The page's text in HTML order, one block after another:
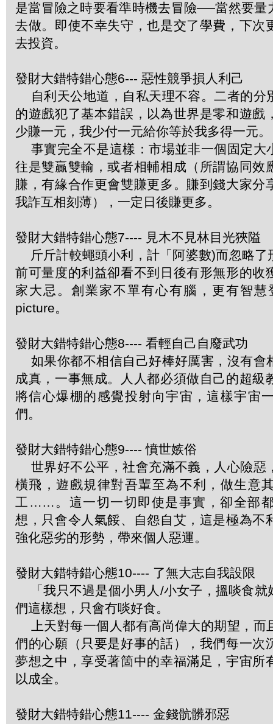
是當冒險之時要看準時機去冒險──當然要量
去做。即使不幸失守，也是交了學費，下次
去投資。
發財大錯特錯心態6--- 惡性競爭損人利己
自利天公地道，自私天理不容。二者的分
的遊戲犯了基本錯誤，以為世界是零和遊戲
少賺一元，我少付一元給你等於我多得一元。
事實完全不是這樣：市場並非一個固定大
往是雙贏雙輸，或者相輔相成（所謂協同效
賺，有緣合作更會雙賺更多。賺到錢大家分
我詐互相刻薄），一定日後賺更多。
發財大錯特錯心態7---- 見木不見林目光狹隘
斤斤計較蠅頭小利，計「阿婆數)而忽略了
前可量度的利益卻看不到日後有形無形的收
家大忌。創業家不單有心有腦，更有智慧
picture。
發財大錯特錯心態8---- 看輕自己自廢武功
如果你都不相信自己好棒好厲害，沒有會
成真，一事無成。人人都必須做自己的超級
將信心爆棚的感覺投射向宇宙，這樣宇宙
們。
發財大錯特錯心態9---- 憤世嫉俗
世界好不公平，社會充滿不義，人心險惡
橫飛，遊戲規律對吾輩至為不利，做生意
工……。這一切一切即使是事實，卻全部
想，只會令人氣餒、自怨自艾，這是極為不
強化惡劣的形勢，帶來個人惡運。
發財大錯特錯心態10---- 了無大志自我設限
「我只不過是個小男人/小女子，搵啖食就
們這樣想，只會冇啖好食。
上天對每一個人都有高尚偉大的期望，而
們的心願（只要是好事的話），我們每一次
夢想之中，享受著箇中的幸福滿足，宇宙所
以成全。
發財大錯特錯心態11---- 金錢骯髒邪惡